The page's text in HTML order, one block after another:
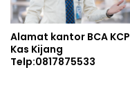
Alamat kantor BCA KCP
Kas Kijang
Telp:0817875533